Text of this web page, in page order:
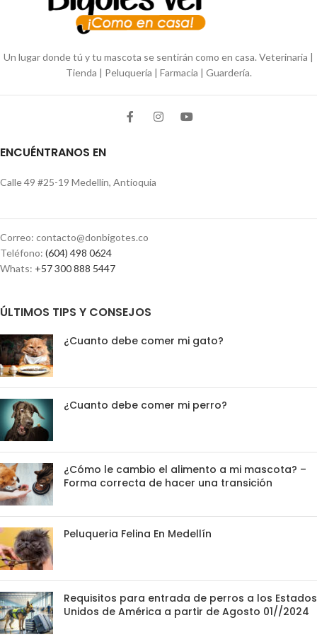
Un lugar donde tú y tu mascota se sentirán como en casa. Veterinaria |
Tienda | Peluquería | Farmacia | Guardería.
ENCUÉNTRANOS EN
Calle 49 #25-19 Medellín, Antioquia
Correo: contacto@donbigotes.co
Teléfono: (604) 498 0624
Whats: +57 300 888 5447
ÚLTIMOS TIPS Y CONSEJOS
¿Cuanto debe comer mi gato?
¿Cuanto debe comer mi perro?
¿Cómo le cambio el alimento a mi mascota? –
Forma correcta de hacer una transición
Peluqueria Felina En Medellín
Requisitos para entrada de perros a los Estados
Unidos de América a partir de Agosto 01//2024